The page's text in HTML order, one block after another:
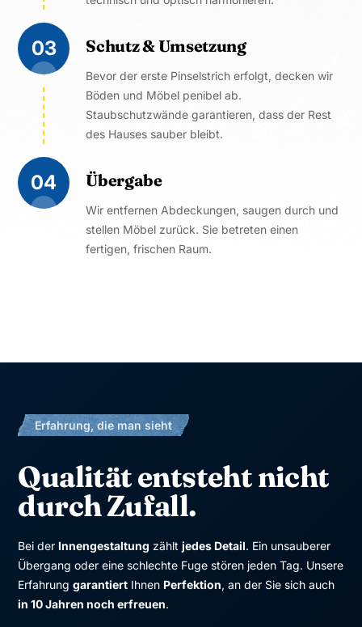
03 Schutz & Umsetzung
Bevor der erste Pinselstrich erfolgt, decken wir
Böden und Möbel penibel ab.
Staubschutzwände garantieren, dass der Rest
des Hauses sauber bleibt.
04 Übergabe
Wir entfernen Abdeckungen, saugen durch und
stellen Möbel zurück. Sie betreten einen
fertigen, frischen Raum.
Erfahrung, die man sieht
Qualität entsteht nicht
durch Zufall.
Bei der Innengestaltung zähltjedes Detail. Ein unsauberer
Übergang oder eine schlechte Fuge stören jeden Tag. Unsere
Erfahrunggarantiert Ihnen Perfektion, an der Sie sich auch
in 10 Jahren noch erfreuen.